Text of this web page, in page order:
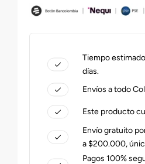
Tiempo
días.
Envíos a todo
Este producto
Envío gratuito
a $200.000,
Pagos 100%